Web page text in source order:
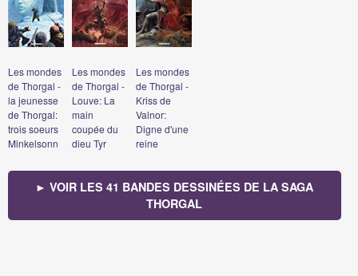
Les mondes
de Thorgal -
la jeunesse
de Thorgal:
trois soeurs
Minkelsonn
Les mondes
de Thorgal -
Louve: La
main
coupée du
dieu Tyr
Les mondes
de Thorgal -
Kriss de
Valnor:
Digne d'une
reine
► VOIR LES 41 BANDES DESSINÉES DE LA SAGA
THORGAL